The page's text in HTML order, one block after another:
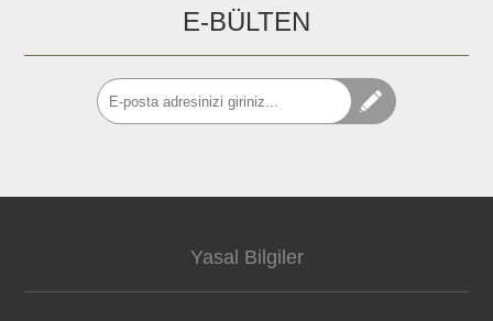
E-BÜLTEN
Yasal Bilgiler